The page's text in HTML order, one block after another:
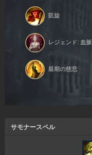
凱旋
レジェンド: 血脈
最期の慈悲
サモナースペル